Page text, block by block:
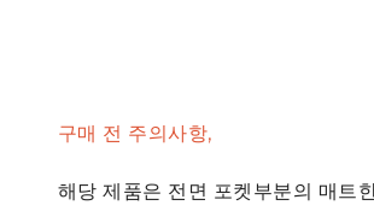
구매 전 주의사항,
해당 제품은 전면 포켓부분의 매트